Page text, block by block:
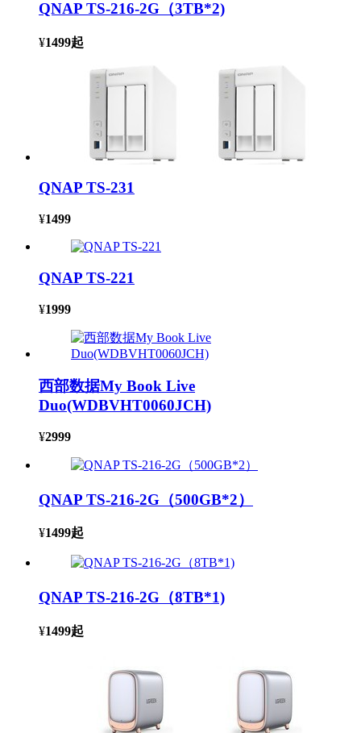
QNAP TS-216-2G（3TB*2)
¥1499起
QNAP TS-231
¥1499
QNAP TS-221
¥1999
西部数据My Book Live
Duo(WDBVHT0060JCH)
¥2999
QNAP TS-216-2G（500GB*2）
¥1499起
QNAP TS-216-2G（8TB*1)
¥1499起